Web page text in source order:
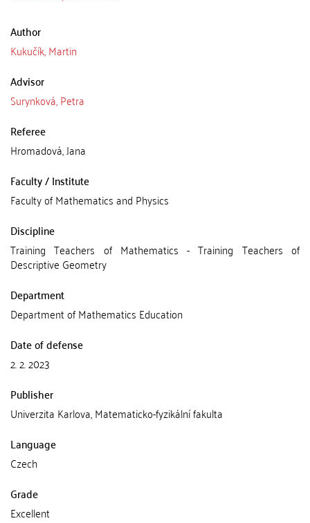
Author
Kukučík, Martin
Advisor
Surynková, Petra
Referee
Hromadová, Jana
Faculty / Institute
Faculty of Mathematics and Physics
Discipline
Training Teachers of Mathematics - Training Teachers of
Descriptive Geometry
Department
Department of Mathematics Education
Date of defense
2. 2. 2023
Publisher
Univerzita Karlova, Matematicko-fyzikální fakulta
Language
Czech
Grade
Excellent